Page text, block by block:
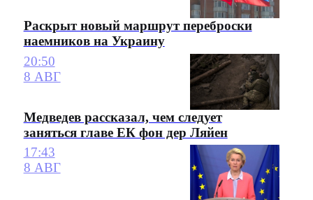
Раскрыт новый маршрут переброски
наемников на Украину
20:50
8 АВГ
Медведев рассказал, чем следует
заняться главе ЕК фон дер Ляйен
17:43
8 АВГ